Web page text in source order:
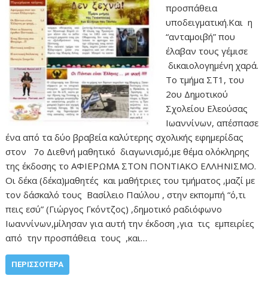
προσπάθεια
υποδειγματική.Και η
“ανταμοιβή” που
έλαβαν τους γέμισε
δικαιολογημένη χαρά.
Το τμήμα ΣΤ1, του
2ου Δημοτικού
Σχολείου Ελεούσας
Ιωαννίνων, απέσπασε
ένα από τα δύο βραβεία καλύτερης σχολικής εφημερίδας
στον 7o Διεθνή μαθητικό διαγωνισμό,με θέμα ολόκληρης
της έκδοσης το ΑΦΙΕΡΩΜΑ ΣΤΟΝ ΠΟΝΤΙΑΚΟ ΕΛΛΗΝΙΣΜΟ.
Οι δέκα (δέκα)μαθητές και μαθήτριες του τμήματος ,μαζί με
τον δάσκαλό τους Βασίλειο Παύλου , στην εκπομπή “ό,τι
πεις εσύ” (Γιώργος Γκόντζος) ,δημοτικό ραδιόφωνο
Ιωαννίνων,μίλησαν για αυτή την έκδοση ,για τις εμπειρίες
από την προσπάθεια τους ,και…
ΠΕΡΙΣΣΌΤΕΡΑ